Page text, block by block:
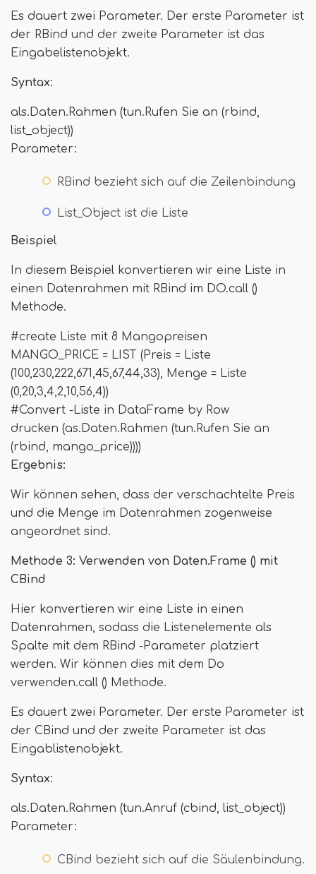
Es dauert zwei Parameter. Der erste Parameter ist
der RBind und der zweite Parameter ist das
Eingabelistenobjekt.
Syntax:
als.Daten.Rahmen (tun.Rufen Sie an (rbind,
list_object))
Parameter:
RBind bezieht sich auf die Zeilenbindung
List_Object ist die Liste
Beispiel
In diesem Beispiel konvertieren wir eine Liste in
einen Datenrahmen mit RBind im DO.call ()
Methode.
#create Liste mit 8 Mangopreisen
MANGO_PRICE = LIST (Preis = Liste
(100,230,222,671,45,67,44,33), Menge = Liste
(0,20,3,4,2,10,56,4))
#Convert -Liste in DataFrame by Row
drucken (as.Daten.Rahmen (tun.Rufen Sie an
(rbind, mango_price))))
Ergebnis:
Wir können sehen, dass der verschachtelte Preis
und die Menge im Datenrahmen zogenweise
angeordnet sind.
Methode 3: Verwenden von Daten.Frame () mit
CBind
Hier konvertieren wir eine Liste in einen
Datenrahmen, sodass die Listenelemente als
Spalte mit dem RBind -Parameter platziert
werden. Wir können dies mit dem Do
verwenden.call () Methode.
Es dauert zwei Parameter. Der erste Parameter ist
der CBind und der zweite Parameter ist das
Eingablistenobjekt.
Syntax:
als.Daten.Rahmen (tun.Anruf (cbind, list_object))
Parameter:
CBind bezieht sich auf die Säulenbindung.